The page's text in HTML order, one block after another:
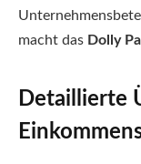
macht das Dolly
Detaillierte